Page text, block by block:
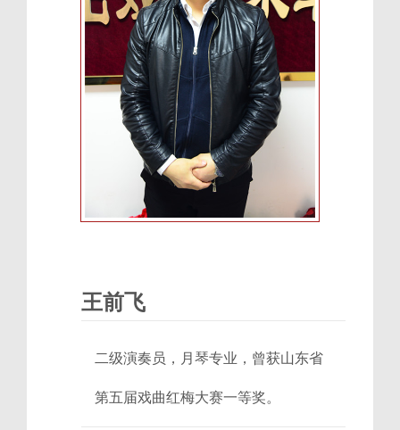
王前飞
二级演奏员，月琴专业，曾获山东省
第五届戏曲红梅大赛一等奖。